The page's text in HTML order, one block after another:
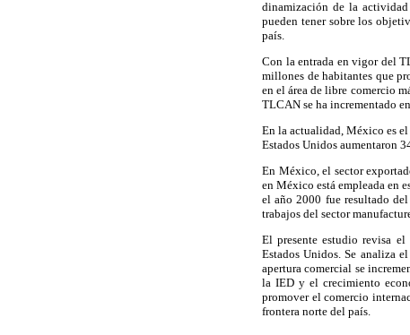
dinamización de la
pueden tener sobre los
país.
Con la entrada en vigor del
millones de habitantes que
en el área de libre comercio
TLCAN se ha incrementado
En la actualidad, México es el
Estados Unidos aumentaron
En México, el sector
en México está empleada en
el año 2000 fue resultado
trabajos del sector
El presente estudio revisa
Estados Unidos. Se analiza
apertura comercial se
la IED y el crecimiento
promover el comercio
frontera norte del país.